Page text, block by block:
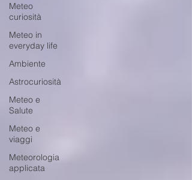
Meteo
curiosità
Meteo in
everyday life
Ambiente
Astrocuriosità
Meteo e
Salute
Meteo e
viaggi
Meteorologia
applicata